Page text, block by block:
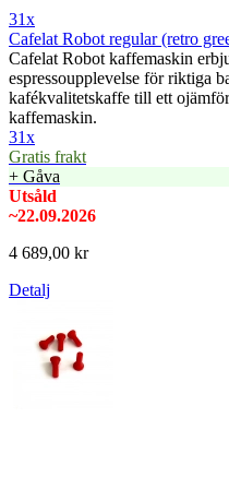
31x
Cafelat Robot regular (retro
Cafelat Robot kaffemaskin
espressoupplevelse för riktiga
kafékvalitetskaffe till ett
kaffemaskin.
31x
Gratis frakt
+ Gåva
Utsåld
~22.09.2026
4 689,00 kr
Detalj